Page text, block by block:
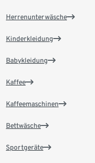
Herrenunterwäsche
Kinderkleidung
Babykleidung
Kaffee
Kaffeemaschinen
Bettwäsche
Sportgeräte